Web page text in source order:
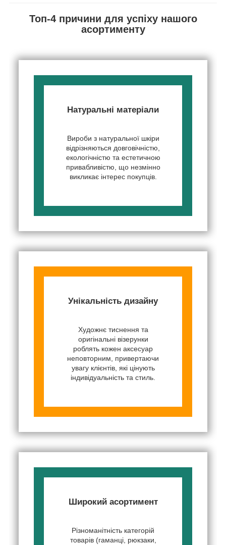
Топ-4 причини для успіху нашого
асортименту
Натуральні матеріали
Вироби з натуральної шкіри
відрізняються довговічністю,
екологічністю та естетичною
привабливістю, що незмінно
викликає інтерес покупців.
Унікальність дизайну
Художнє тиснення та
оригінальні візерунки
роблять кожен аксесуар
неповторним, привертаючи
увагу клієнтів, які цінують
індивідуальність та стиль.
Широкий асортимент
Різноманітність категорій
товарів (гаманці, рюкзаки,